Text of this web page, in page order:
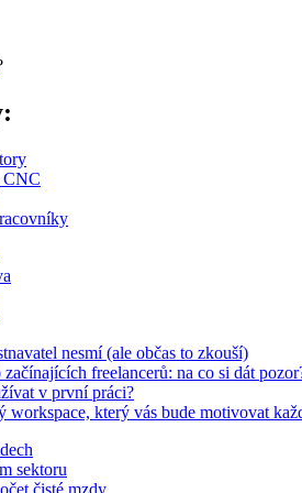
CNC
nesmí (ale občas to zkouší)
začínajících freelancerů: na co si dát
v první práci?
workspace, který vás bude motivovat
sektoru
čisté mzdy